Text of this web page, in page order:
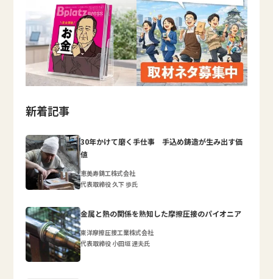
新着記事
30年かけて磨く手仕事 手込め鋳造が生み出す価
値
恵美寿鋳工株式会社
代表取締役 久下 歩氏
金属と熱の関係を熟知した摩擦圧接のパイオニア
東洋摩擦圧接工業株式会社
代表取締役 小田垣 達夫氏